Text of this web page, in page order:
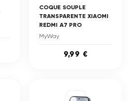
COQUE SOUPLE
TRANSPARENTE XIAOMI
REDMI A7 PRO
MyWay
9,99 €